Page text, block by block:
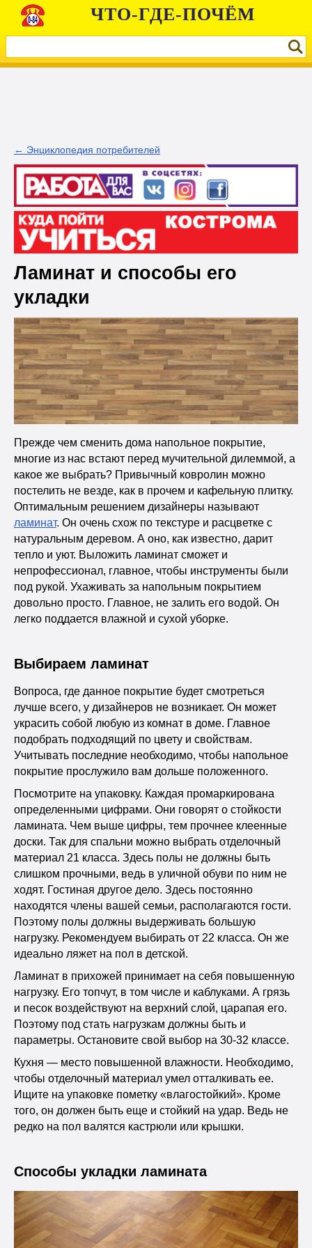
ЧТО-ГДЕ-ПОЧЁМ
← Энциклопедия потребителей
Ламинат и способы его
укладки
Прежде чем сменить дома напольное покрытие,
многие из нас встают перед мучительной дилеммой, а
какое же выбрать? Привычный ковролин можно
постелить не везде, как в прочем и кафельную плитку.
Оптимальным решением дизайнеры называют
ламинат. Он очень схож по текстуре и расцветке с
натуральным деревом. А оно, как известно, дарит
тепло и уют. Выложить ламинат сможет и
непрофессионал, главное, чтобы инструменты были
под рукой. Ухаживать за напольным покрытием
довольно просто. Главное, не залить его водой. Он
легко поддается влажной и сухой уборке.
Выбираем ламинат
Вопроса, где данное покрытие будет смотреться
лучше всего, у дизайнеров не возникает. Он может
украсить собой любую из комнат в доме. Главное
подобрать подходящий по цвету и свойствам.
Учитывать последние необходимо, чтобы напольное
покрытие прослужило вам дольше положенного.
Посмотрите на упаковку. Каждая промаркирована
определенными цифрами. Они говорят о стойкости
ламината. Чем выше цифры, тем прочнее клеенные
доски. Так для спальни можно выбрать отделочный
материал 21 класса. Здесь полы не должны быть
слишком прочными, ведь в уличной обуви по ним не
ходят. Гостиная другое дело. Здесь постоянно
находятся члены вашей семьи, располагаются гости.
Поэтому полы должны выдерживать большую
нагрузку. Рекомендуем выбирать от 22 класса. Он же
идеально ляжет на пол в детской.
Ламинат в прихожей принимает на себя повышенную
нагрузку. Его топчут, в том числе и каблуками. А грязь
и песок воздействуют на верхний слой, царапая его.
Поэтому под стать нагрузкам должны быть и
параметры. Остановите свой выбор на 30-32 классе.
Кухня — место повышенной влажности. Необходимо,
чтобы отделочный материал умел отталкивать ее.
Ищите на упаковке пометку «влагостойкий». Кроме
того, он должен быть еще и стойкий на удар. Ведь не
редко на пол валятся кастрюли или крышки.
Способы укладки ламината